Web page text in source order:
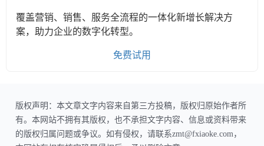
覆盖营销、销售、服务全流程的一体化新增长解决方
案，助力企业的数字化转型。
免费试用
版权声明：本文章文字内容来自第三方投稿，版权归原始作者所
有。本网站不拥有其版权，也不承担文字内容、信息或资料带来
的版权归属问题或争议。如有侵权，请联系zmt@fxiaoke.com，